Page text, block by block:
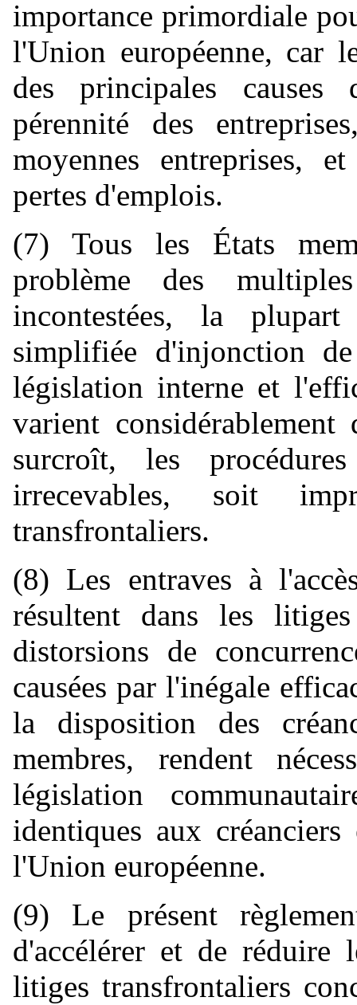
importance primordiale
l'Union européenne, car
des principales
pérennité des
moyennes entreprises,
pertes d'emplois.
(7) Tous les États
problème des
incontestées, la
simplifiée d'injonction
législation interne et
varient
surcroît, les
irrecevables, soit
transfrontaliers.
(8) Les entraves à
résultent dans les
distorsions de
causées par l'inégale
la disposition des
membres, rendent
législation
identiques aux
l'Union européenne.
(9) Le présent
d'accélérer et de réduire
litiges transfrontaliers